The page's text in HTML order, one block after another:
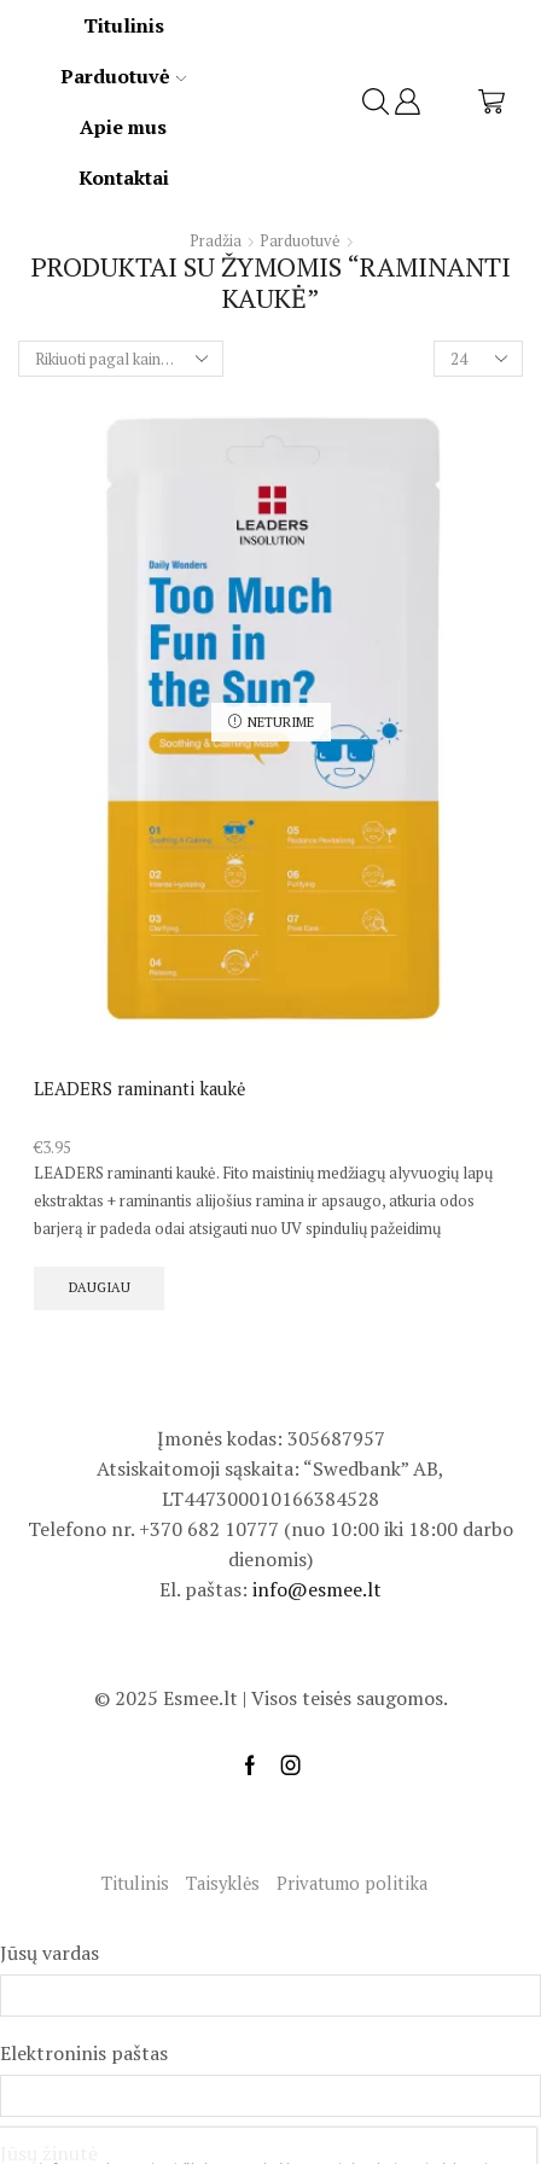
Titulinis
Parduotuvė
Apie mus
Kontaktai
Pradžia Parduotuvė
PRODUKTAI SU ŽYMOMIS “RAMINANTI
KAUKĖ”
NETURIME
LEADERS raminanti kaukė
€3.95
LEADERS raminanti kaukė. Fito maistinių medžiagų alyvuogių lapų
ekstraktas + raminantis alijošius ramina ir apsaugo, atkuria odos
barjerą ir padeda odai atsigauti nuo UV spindulių pažeidimų
DAUGIAU
Įmonės kodas: 305687957
Atsiskaitomoji sąskaita: “Swedbank” AB,
LT447300010166384528
Telefono nr. +370 682 10777 (nuo 10:00 iki 18:00 darbo
dienomis)
El. paštas: info@esmee.lt
© 2025 Esmee.lt | Visos teisės saugomos.
Titulinis Taisyklės Privatumo politika
Jūsų vardas
Elektroninis paštas